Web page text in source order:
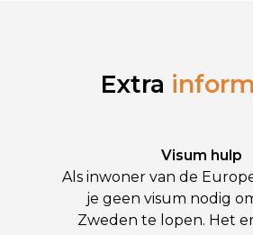
Extra
Visum hulp
Als inwoner van de
je geen visum nodig
Zweden te lopen. Het